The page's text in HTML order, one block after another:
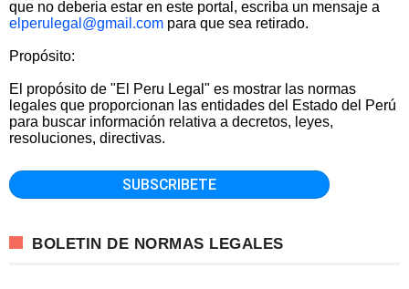
que no deberia estar en este portal, escriba un mensaje a
elperulegal@gmail.com para que sea retirado.
Propósito:
El propósito de "El Peru Legal" es mostrar las normas
legales que proporcionan las entidades del Estado del Perú
para buscar información relativa a decretos, leyes,
resoluciones, directivas.
BOLETIN DE NORMAS LEGALES